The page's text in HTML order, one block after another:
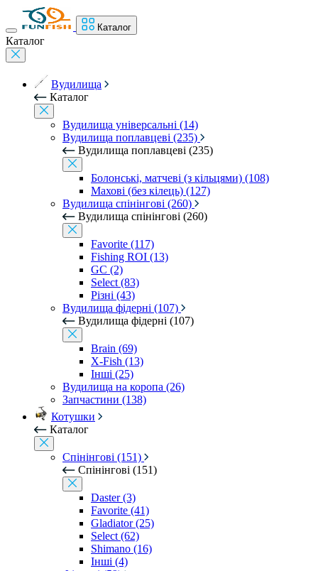
Каталог
Каталог
Вудилища
Каталог
Вудилища універсальні (14)
Вудилища поплавцеві (235)
Вудилища поплавцеві (235)
Болонські, матчеві (з кільцями) (108)
Махові (без кілець) (127)
Вудилища спінінгові (260)
Вудилища спінінгові (260)
Favorite (117)
Fishing ROI (13)
GC (2)
Select (83)
Різні (43)
Вудилища фідерні (107)
Вудилища фідерні (107)
Brain (69)
X-Fish (13)
Інші (25)
Вудилища на коропа (26)
Запчастини (138)
Котушки
Каталог
Спінінгові (151)
Спінінгові (151)
Daster (3)
Favorite (41)
Gladiator (25)
Select (62)
Shimano (16)
Інші (4)